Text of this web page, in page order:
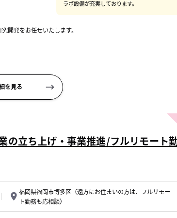
ラボ設備が充実しております。
開発をお任せいたします。
を見る
の立ち上げ・事業推進/フルリモート
福岡県福岡市博多区（遠方にお住まいの方は、フルリモー
ト勤務も応相談）